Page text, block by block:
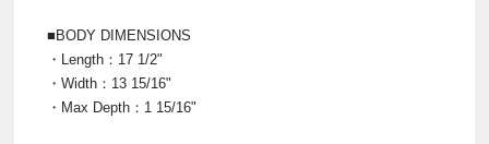
■BODY DIMENSIONS
・Length：17 1/2"
・Width：13 15/16"
・Max Depth：1 15/16"